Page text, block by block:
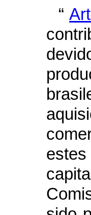
“